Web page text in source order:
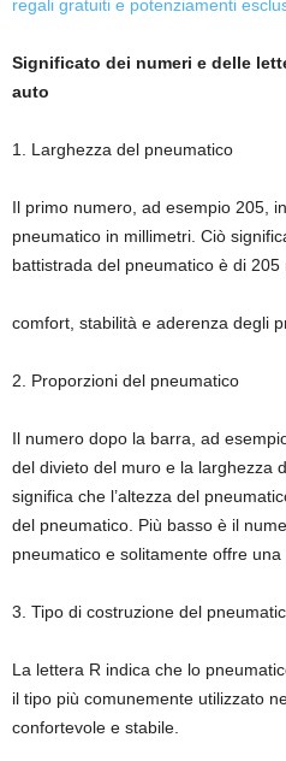
regali gratuiti e potenziamenti
Significato dei numeri e delle
auto
1. Larghezza del pneumatico
Il primo numero, ad esempio 205,
pneumatico in millimetri. Ciò
battistrada del pneumatico è di
comfort, stabilità e aderenza degli
2. Proporzioni del pneumatico
Il numero dopo la barra, ad
del divieto del muro e la larghezza
significa che l’altezza del
del pneumatico. Più basso è il
pneumatico e solitamente offre una
3. Tipo di costruzione del
La lettera R indica che lo
il tipo più comunemente utilizzato
confortevole e stabile.